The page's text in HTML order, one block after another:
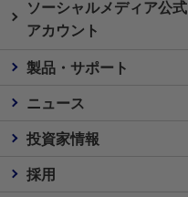
ソーシャルメディア公式
アカウント
製品・サポート
ニュース
投資家情報
採用